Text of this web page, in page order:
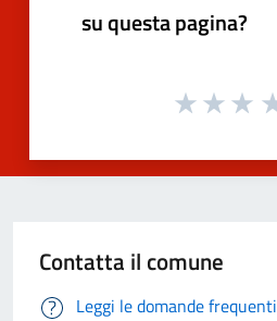
su questa pagina?
Contatta il comune
Leggi le domande frequenti